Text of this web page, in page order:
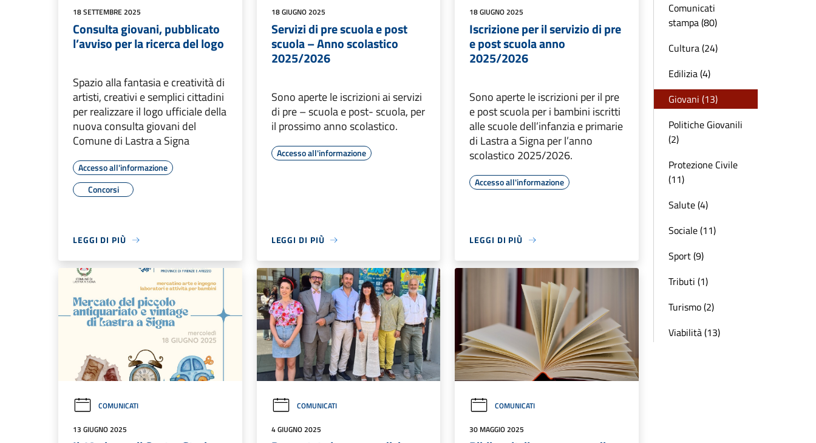
18 SETTEMBRE 2025
Consulta giovani, pubblicato
l’avviso per la ricerca del logo
Spazio alla fantasia e creatività di
artisti, creativi e semplici cittadini
per realizzare il logo ufficiale della
nuova consulta giovani del
Comune di Lastra a Signa
Accesso all'informazione
Concorsi
LEGGI DI PIÙ
18 GIUGNO 2025
Servizi di pre scuola e post
scuola – Anno scolastico
2025/2026
Sono aperte le iscrizioni ai servizi
di pre – scuola e post- scuola, per
il prossimo anno scolastico.
Accesso all'informazione
LEGGI DI PIÙ
18 GIUGNO 2025
Iscrizione per il servizio di pre
e post scuola anno
2025/2026
Sono aperte le iscrizioni per il pre
e post scuola per i bambini iscritti
alle scuole dell’infanzia e primarie
di Lastra a Signa per l’anno
scolastico 2025/2026.
Accesso all'informazione
LEGGI DI PIÙ
COMUNICATI
13 GIUGNO 2025
COMUNICATI
4 GIUGNO 2025
COMUNICATI
30 MAGGIO 2025
Comunicati
stampa (80)
Cultura (24)
Edilizia (4)
Giovani (13)
Politiche Giovanili
(2)
Protezione Civile
(11)
Salute (4)
Sociale (11)
Sport (9)
Tributi (1)
Turismo (2)
Viabilità (13)